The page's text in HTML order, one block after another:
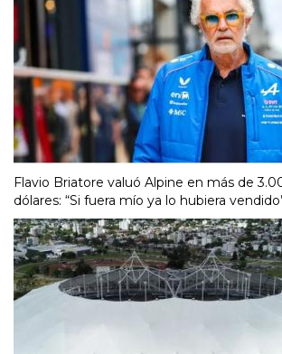
Flavio Briatore valuó Alpine en más de
dólares: “Si fuera mío ya lo hubiera